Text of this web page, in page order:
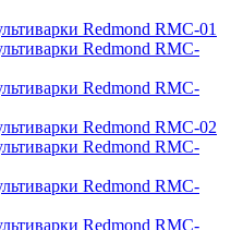
Redmond RMC-01
Redmond RMC-
Redmond RMC-
Redmond RMC-02
Redmond RMC-
Redmond RMC-
Redmond RMC-